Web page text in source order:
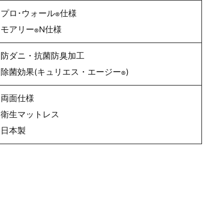
プロ･ウォール®仕様
モアリー®N仕様
防ダニ・抗菌防臭加工
除菌効果(キュリエス・エージー®)
両面仕様
衛生マットレス
日本製